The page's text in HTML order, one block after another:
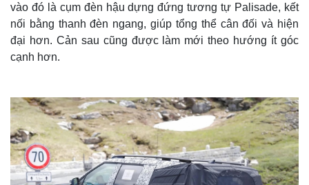
vào đó là cụm đèn hậu dựng đứng tương tự Palisade, kết
nối bằng thanh đèn ngang, giúp tổng thể cân đối và hiện
đại hơn. Cản sau cũng được làm mới theo hướng ít góc
cạnh hơn.